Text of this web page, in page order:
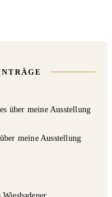
meine Ausstellung